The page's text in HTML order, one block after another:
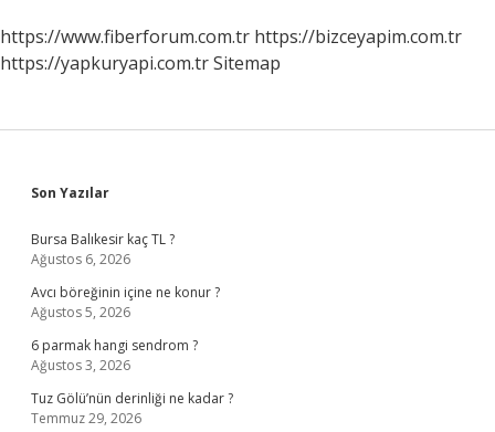
https://www.fiberforum.com.tr https://bizceyapim.com.tr
https://yapkuryapi.com.trSitemap
Sidebar
Son Yazılar
Bursa Balıkesir kaç TL ?
Ağustos 6, 2026
Avcı böreğinin içine ne konur ?
Ağustos 5, 2026
6 parmak hangi sendrom ?
Ağustos 3, 2026
Tuz Gölü’nün derinliği ne kadar ?
Temmuz 29, 2026